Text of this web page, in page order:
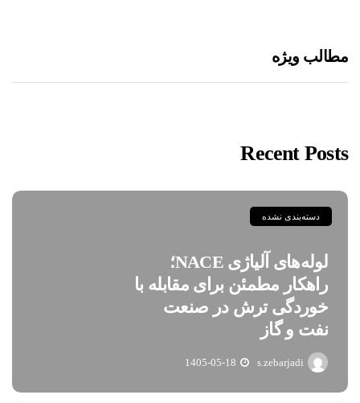
مطالب ویژه
Recent Posts
دسته‌بندی نشده
لوله‌های آلیاژی NACE؛
راهکار مطمئن برای مقابله با
خوردگی ترش در صنعت
نفت و گاز
s.zebarjadi
1405-05-18